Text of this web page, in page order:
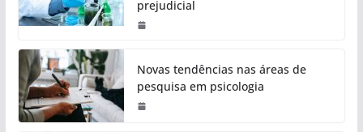
prejudicial
Novas tendências nas áreas de
pesquisa em psicologia